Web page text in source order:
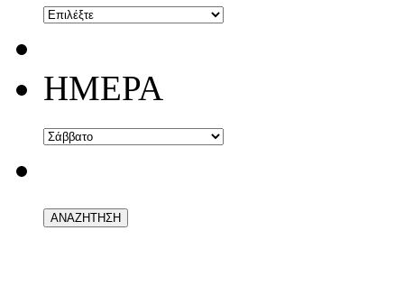
ΗΜΕΡΑ